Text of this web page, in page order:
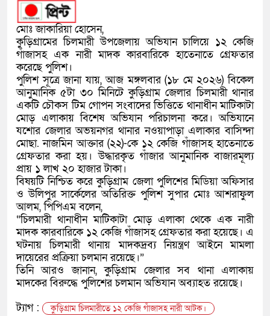
মোঃ জাকারিয়া হোসেন,
কুড়িগ্রামের চিলমারী উপজেলায় অভিযান চালিয়ে ১২ কেজি
গাঁজাসহ এক নারী মাদক কারবারিকে হাতেনাতে গ্রেফতার
করেছে পুলিশ।
পুলিশ সূত্রে জানা যায়, আজ মঙ্গলবার (১৮ মে ২০২৬) বিকেল
আনুমানিক ৫টা ৩০ মিনিটে কুড়িগ্রাম জেলার চিলমারী থানার
একটি চৌকস টিম গোপন সংবাদের ভিত্তিতে থানাধীন মাটিকাটা
মোড় এলাকায় বিশেষ অভিযান পরিচালনা করে। অভিযানে
যশোর জেলার অভয়নগর থানার নওয়াপাড়া এলাকার বাসিন্দা
মোছা. নাজমিন আক্তার (২২)-কে ১২ কেজি গাঁজাসহ হাতেনাতে
গ্রেফতার করা হয়। উদ্ধারকৃত গাঁজার আনুমানিক বাজারমূল্য
প্রায় ১ লাখ ২০ হাজার টাকা।
বিষয়টি নিশ্চিত করে কুড়িগ্রাম জেলা পুলিশের মিডিয়া অফিসার
ও উলিপুর সার্কেলের অতিরিক্ত পুলিশ সুপার মোঃ আশরাফুল
আলম, পিপিএম বলেন,
“চিলমারী থানাধীন মাটিকাটা মোড় এলাকা থেকে এক নারী
মাদক কারবারিকে ১২ কেজি গাঁজাসহ গ্রেফতার করা হয়েছে। এ
ঘটনায় চিলমারী থানায় মাদকদ্রব্য নিয়ন্ত্রণ আইনে মামলা
দায়েরের প্রক্রিয়া চলমান রয়েছে।”
তিনি আরও জানান, কুড়িগ্রাম জেলার সব থানা এলাকায়
মাদকের বিরুদ্ধে পুলিশের চলমান অভিযান অব্যাহত রয়েছে।
ট্যাগ :
কুড়িগ্রাম চিলমারীতে ১২ কেজি গাঁজাসহ নারী আটক।